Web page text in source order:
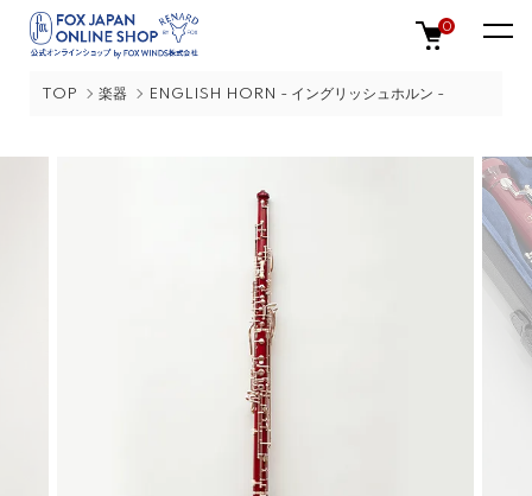
0
TOP 楽器 ENGLISH HORN - イングリッシュホルン -